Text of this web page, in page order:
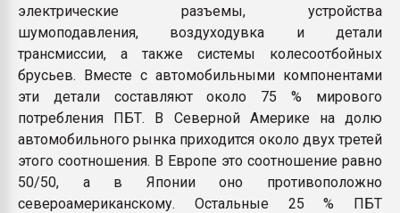
электрические разъемы, устройства
шумоподавления, воздуходувка и детали
трансмиссии, а также системы колесоотбойных
брусьев. Вместе с автомобильными компонентами
эти детали составляют около 75 % мирового
потребления ПБТ. В Северной Америке на долю
автомобильного рынка приходится около двух третей
этого соотношения. В Европе это соотношение равно
50/50, а в Японии оно противоположно
североамериканскому. Остальные 25 % ПБТ